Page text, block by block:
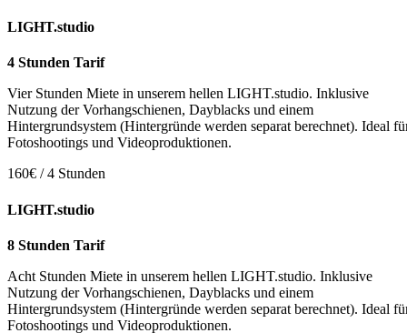
LIGHT.studio
4 Stunden Tarif
Vier Stunden Miete in unserem hellen LIGHT.studio. Inklusive
Nutzung der Vorhangschienen, Dayblacks und einem
Hintergrundsystem (Hintergründe werden separat berechnet). Ideal
Fotoshootings und Videoproduktionen.
160€ / 4 Stunden
LIGHT.studio
8 Stunden Tarif
Acht Stunden Miete in unserem hellen LIGHT.studio. Inklusive
Nutzung der Vorhangschienen, Dayblacks und einem
Hintergrundsystem (Hintergründe werden separat berechnet). Ideal
Fotoshootings und Videoproduktionen.